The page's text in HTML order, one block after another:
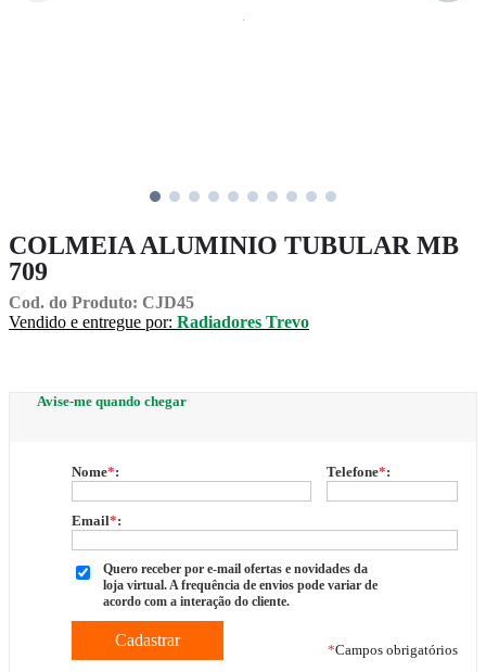
COLMEIA ALUMINIO TUBULAR MB
709
Cod. do Produto: CJD45
Vendido e entregue por: Radiadores Trevo
Avise-me quando chegar
Nome*: Telefone*:
Email*:
Quero receber por e-mail ofertas e novidades da
loja virtual. A frequência de envios pode variar de
acordo com a interação do cliente.
*Campos obrigatórios